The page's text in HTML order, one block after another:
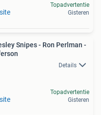
Topadvertentie
Gisteren
Details
Topadvertentie
Gisteren